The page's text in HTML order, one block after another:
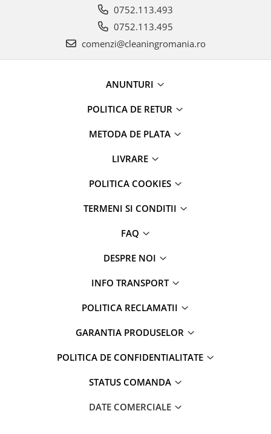
0752.113.493
0752.113.495
comenzi@cleaningromania.ro
ANUNTURI
POLITICA DE RETUR
METODA DE PLATA
LIVRARE
POLITICA COOKIES
TERMENI SI CONDITII
FAQ
DESPRE NOI
INFO TRANSPORT
POLITICA RECLAMATII
GARANTIA PRODUSELOR
POLITICA DE CONFIDENTIALITATE
STATUS COMANDA
DATE COMERCIALE